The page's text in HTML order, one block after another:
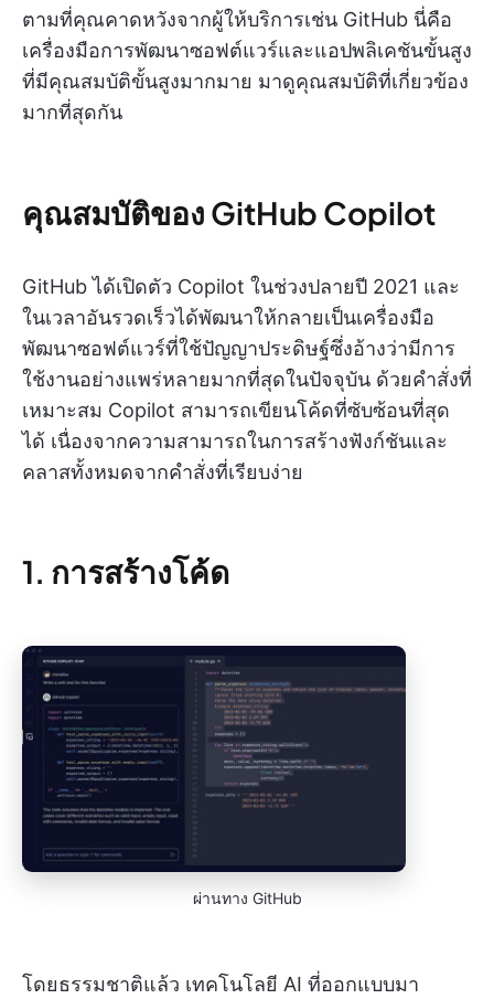
ตามที่คุณคาดหวังจากผู้ให้บริการเช่น GitHub นี่คือ
เครื่องมือการพัฒนาซอฟต์แวร์และแอปพลิเคชันขั้นสูง
ที่มีคุณสมบัติขั้นสูงมากมาย มาดูคุณสมบัติที่เกี่ยวข้อง
มากที่สุดกัน
คุณสมบัติของ GitHub Copilot
GitHub ได้เปิดตัว Copilot ในช่วงปลายปี 2021 และ
ในเวลาอันรวดเร็วได้พัฒนาให้กลายเป็นเครื่องมือ
พัฒนาซอฟต์แวร์ที่ใช้ปัญญาประดิษฐ์ซึ่งอ้างว่ามีการ
ใช้งานอย่างแพร่หลายมากที่สุดในปัจจุบัน ด้วยคำสั่งที่
เหมาะสม Copilot สามารถเขียนโค้ดที่ซับซ้อนที่สุด
ได้ เนื่องจากความสามารถในการสร้างฟังก์ชันและ
คลาสทั้งหมดจากคำสั่งที่เรียบง่าย
1. การสร้างโค้ด
ผ่านทาง GitHub
โดยธรรมชาติแล้ว เทคโนโลยี AI ที่ออกแบบมา